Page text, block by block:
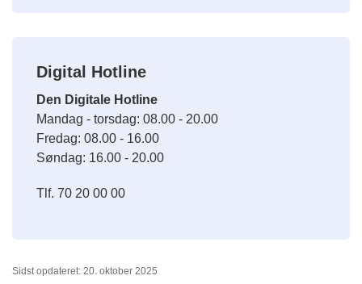
Digital Hotline
Den Digitale Hotline
Mandag - torsdag: 08.00 - 20.00
Fredag: 08.00 - 16.00
Søndag: 16.00 - 20.00
Tlf. 70 20 00 00
Sidst opdateret: 20. oktober 2025